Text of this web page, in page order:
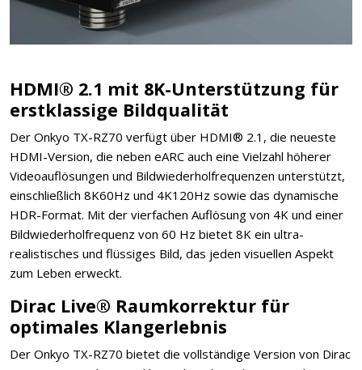
HDMI® 2.1 mit 8K-Unterstützung für
erstklassige Bildqualität
Der Onkyo TX-RZ70 verfügt über HDMI® 2.1, die neueste
HDMI-Version, die neben eARC auch eine Vielzahl höherer
Videoauflösungen und Bildwiederholfrequenzen unterstützt,
einschließlich 8K60Hz und 4K120Hz sowie das dynamische
HDR-Format. Mit der vierfachen Auflösung von 4K und einer
Bildwiederholfrequenz von 60 Hz bietet 8K ein ultra-
realistisches und flüssiges Bild, das jeden visuellen Aspekt
zum Leben erweckt.
Dirac Live® Raumkorrektur für
optimales Klangerlebnis
Der Onkyo TX-RZ70 bietet die vollständige Version von Dirac